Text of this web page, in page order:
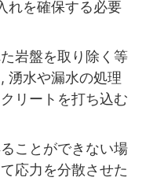
れを確保する必要
岩盤を取り除く等
湧水や漏水の処理
リートを打ち込む
ことができない場
応力を分散させた